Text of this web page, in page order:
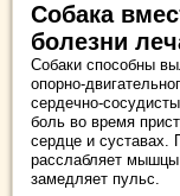
Собака
болезни
Собаки способны
опорно-
сердечно-
боль во время
сердце и суставах.
расслабляет мышцы
замедляет пульс.